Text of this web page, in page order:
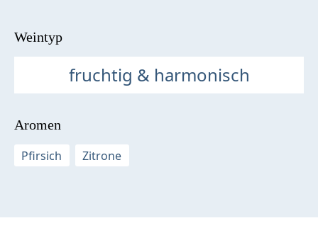
Weintyp
fruchtig & harmonisch
Aromen
Pfirsich
Zitrone